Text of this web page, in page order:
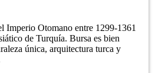
Imperio Otomano entre 1299-1361
de Turquía. Bursa es bien
única, arquitectura turca y